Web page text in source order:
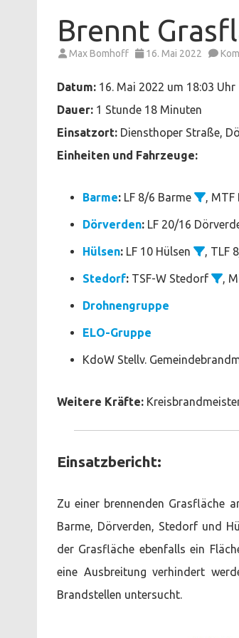
Brennt
Max Bomhoff 16. Mai 2022
Datum: 16. Mai 2022 um 18:03 Uhr
Dauer: 1 Stunde 18 Minuten
Einsatzort: Diensthoper Straße,
Einheiten und Fahrzeuge:
Barme: LF 8/6 Barme ,
Dörverden: LF 20/16
Hülsen: LF 10 Hülsen , TLF
Stedorf: TSF-W Stedorf ,
Drohnengruppe
ELO-Gruppe
KdoW Stellv.
Weitere Kräfte:
Einsatzbericht:
Zu einer brennenden Grasfläche
Barme, Dörverden, Stedorf und
der Grasfläche ebenfalls ein
eine Ausbreitung verhindert
Brandstellen untersucht.